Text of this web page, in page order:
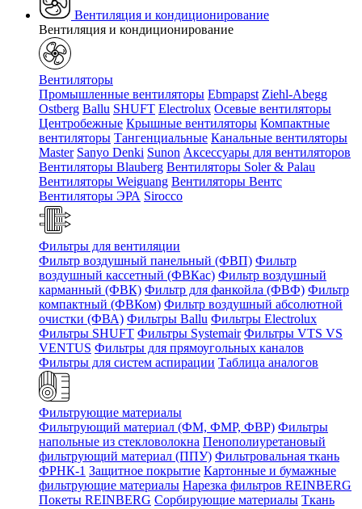
Вентиляция и кондиционирование
Вентиляция и кондиционирование
Вентиляторы
Промышленные вентиляторы Ebmpapst Ziehl-Abegg
Ostberg Ballu SHUFT Electrolux Осевые вентиляторы
Центробежные Крышные вентиляторы Компактные
вентиляторы Тангенциальные Канальные вентиляторы
Master Sanyo Denki Sunon Аксессуары для вентиляторов
Вентиляторы Blauberg Вентиляторы Soler & Palau
Вентиляторы Weiguang Вентиляторы Вентс
Вентиляторы ЭРА Sirocco
Фильтры для вентиляции
Фильтр воздушный панельный (ФВП) Фильтр
воздушный кассетный (ФВКас) Фильтр воздушный
карманный (ФВК) Фильтр для фанкойла (ФВФ) Фильтр
компактный (ФВКом) Фильтр воздушный абсолютной
очистки (ФВА) Фильтры Ballu Фильтры Electrolux
Фильтры SHUFT Фильтры Systemair Фильтры VTS VS
VENTUS Фильтры для прямоугольных каналов
Фильтры для систем аспирации Таблица аналогов
Фильтрующие материалы
Фильтрующий материал (ФМ, ФМР, ФВР) Фильтры
напольные из стекловолокна Пенополиуретановый
фильтрующий материал (ППУ) Фильтровальная ткань
ФРНК-1 Защитное покрытие Картонные и бумажные
фильтрующие материалы Нарезка фильтров REINBERG
Покеты REINBERG Сорбирующие материалы Ткань